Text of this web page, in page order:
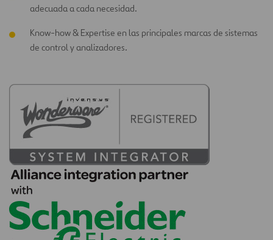
adecuada a cada necesidad.
Know-how & Expertise en las principales marcas de sistemas
de control y analizadores.